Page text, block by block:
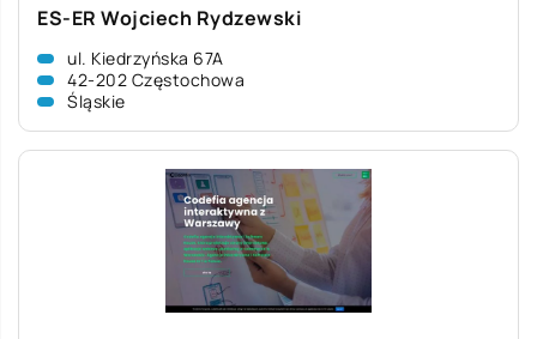
ES-ER Wojciech Rydzewski
ul. Kiedrzyńska 67A
42-202 Częstochowa
Śląskie